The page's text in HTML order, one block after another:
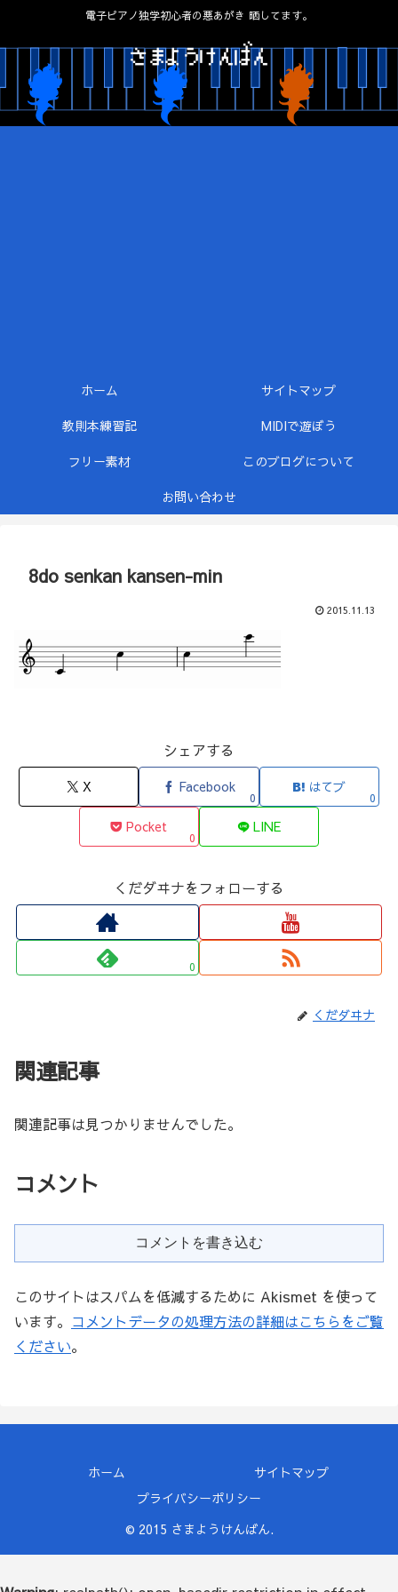
電子ピアノ独学初心者の悪あがき 晒してます。
ホーム
サイトマップ
教則本練習記
MIDIで遊ぼう
フリー素材
このブログについて
お問い合わせ
8do senkan kansen-min
2015.11.13
シェアする
X Facebook
0
はてブ
0
Pocket
0
LINE
くだダヰナをフォローする
0
くだダヰナ
関連記事
関連記事は見つかりませんでした。
コメント
コメントを書き込む
このサイトはスパムを低減するために Akismet を使って
います。 コメントデータの処理方法の詳細はこちらをご覧
ください。
ホーム
サイトマップ
プライバシーポリシー
© 2015 さまようけんばん.